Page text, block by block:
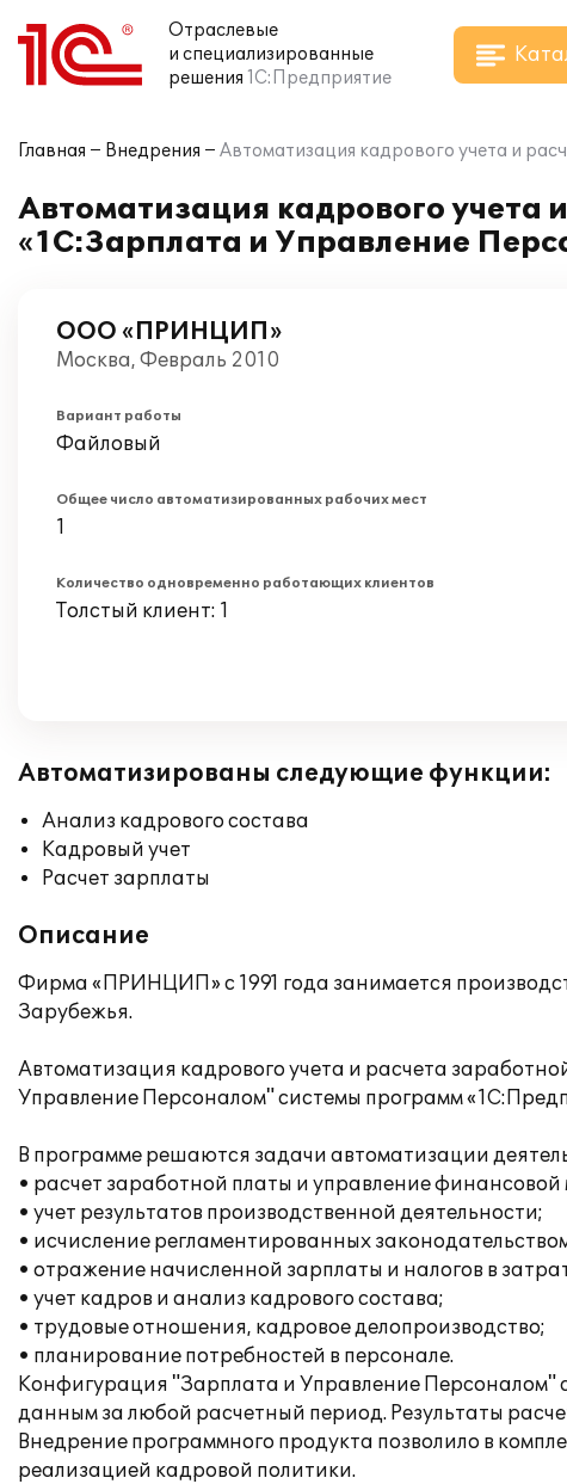
Отраслевые
и специализированные
решения 1С:Предприятие
Главная Внедрения Автоматизация кадрового учета и
Автоматизация кадрового учета
«1С:Зарплата и Управление
ООО «ПРИНЦИП»
Москва, Февраль 2010
Вариант работы
Файловый
Общее число автоматизированных рабочих мест
1
Количество одновременно работающих клиентов
Толстый клиент: 1
Автоматизированы следующие функции:
Анализ кадрового состава
Кадровый учет
Расчет зарплаты
Описание
Фирма «ПРИНЦИП» с 1991 года занимается
Зарубежья.
Автоматизация кадрового учета и расчета
Управление Персоналом" системы программ
В программе решаются задачи автоматизации
• расчет заработной платы и управление
• учет результатов производственной деятельности;
• исчисление регламентированных
• отражение начисленной зарплаты и налогов в
• учет кадров и анализ кадрового состава;
• трудовые отношения, кадровое делопроизводство;
• планирование потребностей в персонале.
Конфигурация "Зарплата и Управление Персоналом"
данным за любой расчетный период. Результаты
Внедрение программного продукта позволило в
реализацией кадровой политики.